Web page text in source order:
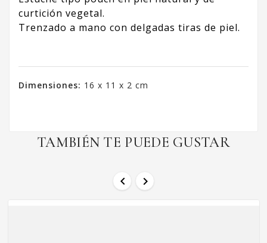
curtición vegetal.
Trenzado a mano con delgadas tiras de piel.
Dimensiones: 16 x 11 x 2 cm
TAMBIÉN TE PUEDE GUSTAR
 